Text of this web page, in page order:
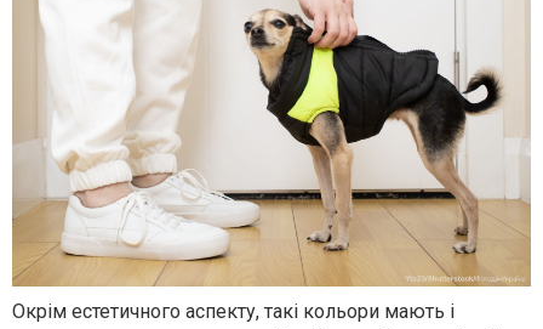
Окрім естетичного аспекту, такі кольори мають і